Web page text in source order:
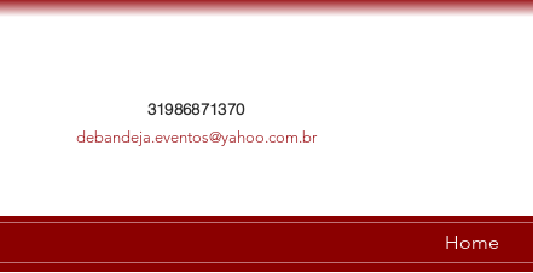
31986871370
debandeja.eventos@yahoo.com.br
Home